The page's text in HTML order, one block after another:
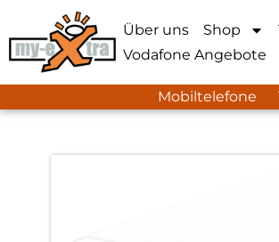
Über uns Shop
Vodafone Angebote
Mobiltelefone